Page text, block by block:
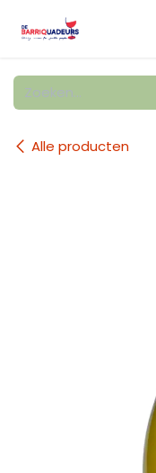
Alle producten